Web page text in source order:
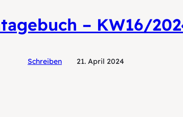
– KW16/
Schreiben 21. April 2024